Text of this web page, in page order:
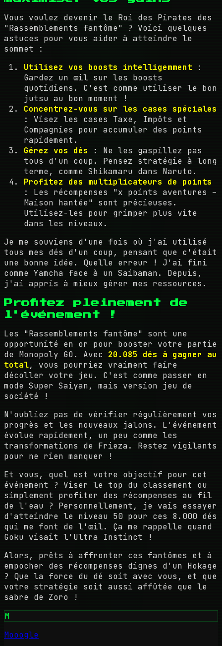
Vous voulez devenir le Roi des Pirates des
"Rassemblements fantôme" ? Voici quelques
astuces pour vous aider à atteindre le
sommet :
Utilisez vos boosts intelligemment :
Gardez un œil sur les boosts
quotidiens. C'est comme utiliser le bon
jutsu au bon moment !
Concentrez-vous sur les cases spéciales
: Visez les cases Taxe, Impôts et
Compagnies pour accumuler des points
rapidement.
Gérez vos dés : Ne les gaspillez pas
tous d'un coup. Pensez stratégie à long
terme, comme Shikamaru dans Naruto.
Profitez des multiplicateurs de points
: Les récompenses "x points aventures –
Maison hantée" sont précieuses.
Utilisez-les pour grimper plus vite
dans les niveaux.
Je me souviens d'une fois où j'ai utilisé
tous mes dés d'un coup, pensant que c'était
une bonne idée. Quelle erreur ! J'ai fini
comme Yamcha face à un Saibaman. Depuis,
j'ai appris à mieux gérer mes ressources.
Profitez pleinement de
l'événement !
Les "Rassemblements fantôme" sont une
opportunité en or pour booster votre partie
de Monopoly GO. Avec 20.085 dés à gagner au
total, vous pourriez vraiment faire
décoller votre jeu. C'est comme passer en
mode Super Saiyan, mais version jeu de
société !
N'oubliez pas de vérifier régulièrement vos
progrès et les nouveaux jalons. L'événement
évolue rapidement, un peu comme les
transformations de Frieza. Restez vigilants
pour ne rien manquer !
Et vous, quel est votre objectif pour cet
événement ? Viser le top du classement ou
simplement profiter des récompenses au fil
de l'eau ? Personnellement, je vais essayer
d'atteindre le niveau 50 pour ces 8.000 dés
qui me font de l'œil. Ça me rappelle quand
Goku visait l'Ultra Instinct !
Alors, prêts à affronter ces fantômes et à
empocher des récompenses dignes d'un Hokage
? Que la force du dé soit avec vous, et que
votre stratégie soit aussi affûtée que le
sabre de Zoro !
M
Mooogle